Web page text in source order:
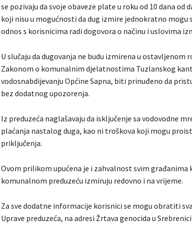
se pozivaju da svoje obaveze plate u roku od 10 dana od
koji nisu u mogućnosti da dug izmire jednokratno mogu
odnos s korisnicima radi dogovora o načinu i uslovima
U slučaju da dugovanja ne budu izmirena u ostavljenom
Zakonom o komunalnim djelatnostima Tuzlanskog
vodosnabdijevanju Općine Sapna, biti prinuđeno da
bez dodatnog upozorenja.
Iz preduzeća naglašavaju da isključenje sa vodovodne
plaćanja nastalog duga, kao ni troškova koji mogu
priključenja.
Ovom prilikom upućena je i zahvalnost svim građanima
komunalnom preduzeću izmiruju redovno i na vrijeme.
Za sve dodatne informacije korisnici se mogu obratiti
Uprave preduzeća, na adresi Žrtava genocida u